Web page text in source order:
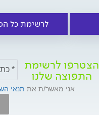
לרשימת כל
הצטרפו לרשימת
התפוצה שלנו
אני מאשר/ת את תנאי